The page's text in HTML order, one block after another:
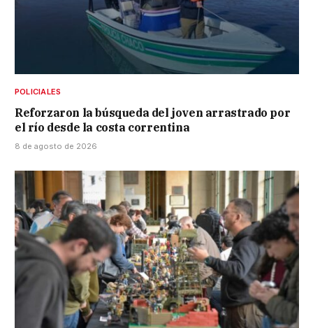
POLICIALES
Reforzaron la búsqueda del joven arrastrado por
el río desde la costa correntina
8 de agosto de 2026